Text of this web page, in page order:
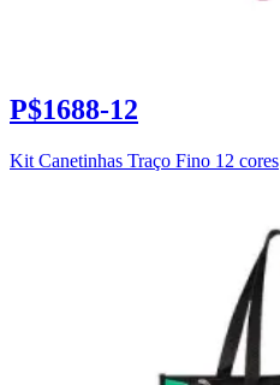
P$1688-12
Kit Canetinhas Traço Fino 12 cores